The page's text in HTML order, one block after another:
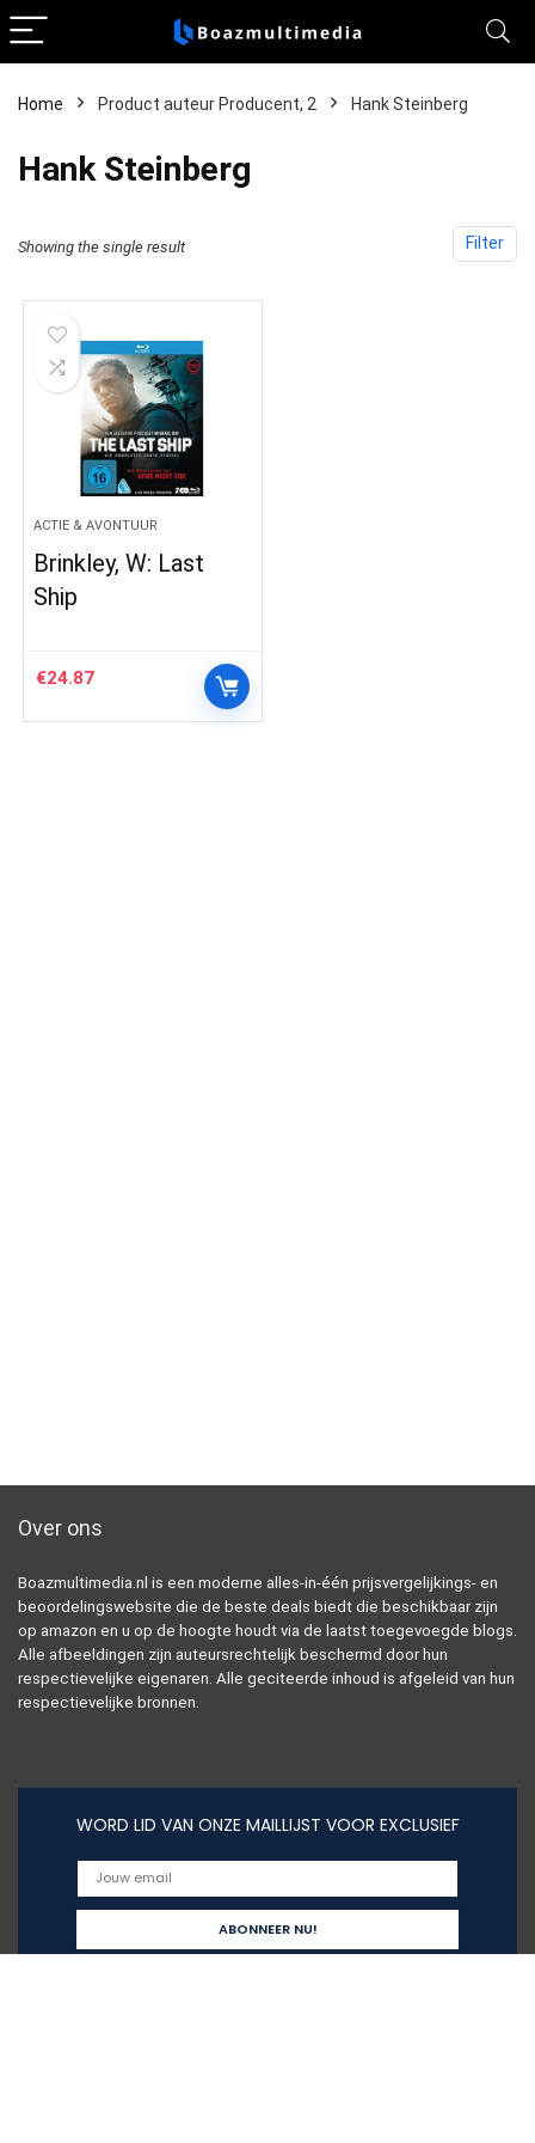
Home Product auteur Producent, 2 Hank Steinberg
Hank Steinberg
Filter
Showing the single result
ACTIE & AVONTUUR
Brinkley, W: Last
Ship
€24.87
Over ons
Boazmultimedia.nl is een moderne alles-in-één prijsvergelijkings- en
beoordelingswebsite die de beste deals biedt die beschikbaar zijn
op amazon en u op de hoogte houdt via de laatst toegevoegde blogs.
Alle afbeeldingen zijn auteursrechtelijk beschermd door hun
respectievelijke eigenaren. Alle geciteerde inhoud is afgeleid van hun
respectievelijke bronnen.
WORD LID VAN ONZE MAILLIJST VOOR EXCLUSIEF